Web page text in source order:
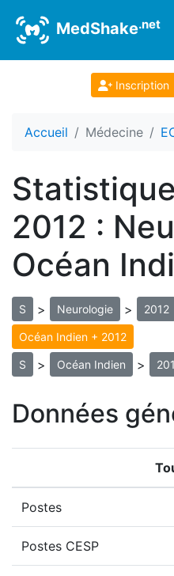
MedShake.net
Inscription
Accueil Médecine
2012 :
Océan
S > Neurologie > 2012
Océan Indien + 2012
S > Océan Indien >
Données
Postes
Postes CESP